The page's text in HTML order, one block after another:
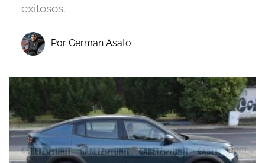
exitosos.
Por German Asato